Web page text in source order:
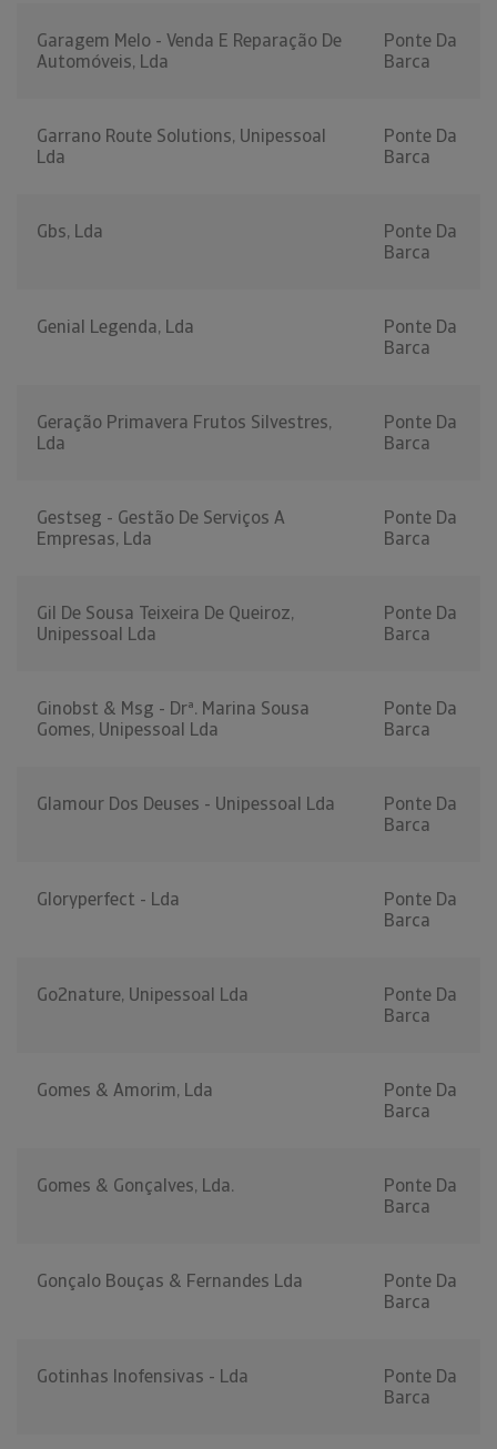
Garagem Melo - Venda E Reparação De
Automóveis, Lda
Ponte Da
Barca
Garrano Route Solutions, Unipessoal
Lda
Ponte Da
Barca
Gbs, Lda
Ponte Da
Barca
Genial Legenda, Lda
Ponte Da
Barca
Geração Primavera Frutos Silvestres,
Lda
Ponte Da
Barca
Gestseg - Gestão De Serviços A
Empresas, Lda
Ponte Da
Barca
Gil De Sousa Teixeira De Queiroz,
Unipessoal Lda
Ponte Da
Barca
Ginobst & Msg - Drª. Marina Sousa
Gomes, Unipessoal Lda
Ponte Da
Barca
Glamour Dos Deuses - Unipessoal Lda
Ponte Da
Barca
Gloryperfect - Lda
Ponte Da
Barca
Go2nature, Unipessoal Lda
Ponte Da
Barca
Gomes & Amorim, Lda
Ponte Da
Barca
Gomes & Gonçalves, Lda.
Ponte Da
Barca
Gonçalo Bouças & Fernandes Lda
Ponte Da
Barca
Gotinhas Inofensivas - Lda
Ponte Da
Barca